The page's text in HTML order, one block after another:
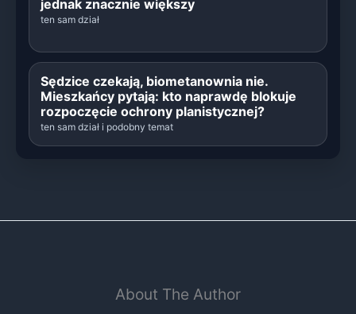
jednak znacznie większy
ten sam dział
Sędzice czekają, biometanownia nie.
Mieszkańcy pytają: kto naprawdę blokuje
rozpoczęcie ochrony planistycznej?
ten sam dział i podobny temat
About The Author